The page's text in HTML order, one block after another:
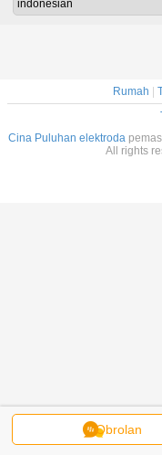
Obrolan
Rumah
Cina Puluhan elektroda
All rights